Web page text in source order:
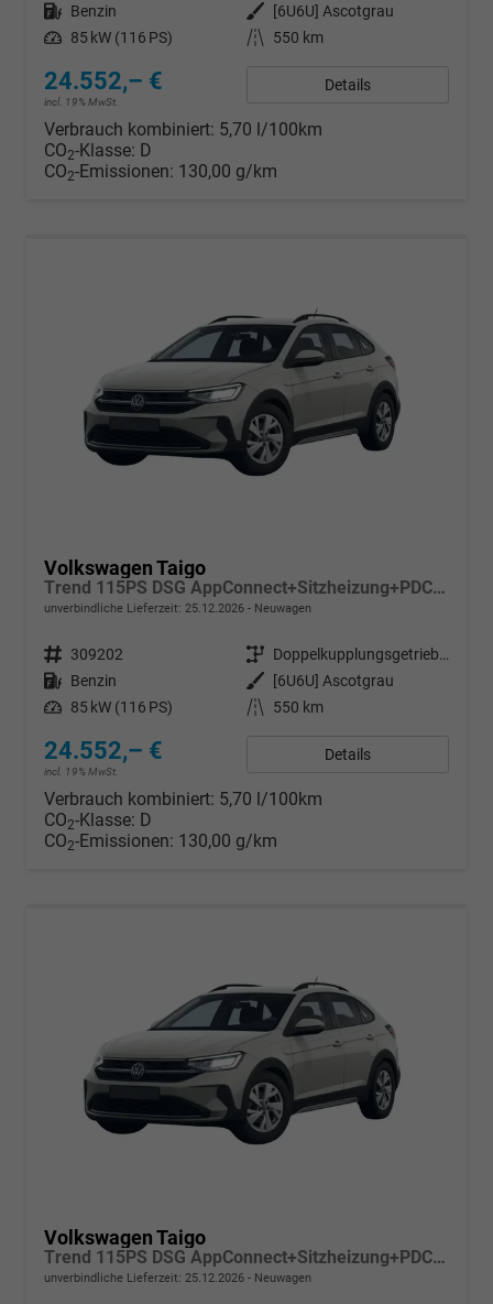
Kraftstoff Benzin Außenfarbe
[6U6U] Ascotgrau
Leistung 85 kW (116 PS) Kilometerstand 550 km
24.552,– €
incl. 19% MwSt.
Details
Verbrauch kombiniert: 5,70 l/100km
CO2-Klasse: D
CO2-Emissionen: 130,00 g/km
Volkswagen Taigo
Trend 115PS DSG AppConnect+Sitzheizung+PDC+Alu16+LED+DAB+FrontAssist
unverbindliche Lieferzeit: 25.12.2026 Neuwagen
Fahrzeugnr. 309202 Getriebe
Doppelkupplungsgetriebe (DSG)
Kraftstoff Benzin Außenfarbe
[6U6U] Ascotgrau
Leistung 85 kW (116 PS) Kilometerstand 550 km
24.552,– €
incl. 19% MwSt.
Details
Verbrauch kombiniert: 5,70 l/100km
CO2-Klasse: D
CO2-Emissionen: 130,00 g/km
Volkswagen Taigo
Trend 115PS DSG AppConnect+Sitzheizung+PDC+Alu16+LED+DAB+FrontAssist
unverbindliche Lieferzeit: 25.12.2026 Neuwagen